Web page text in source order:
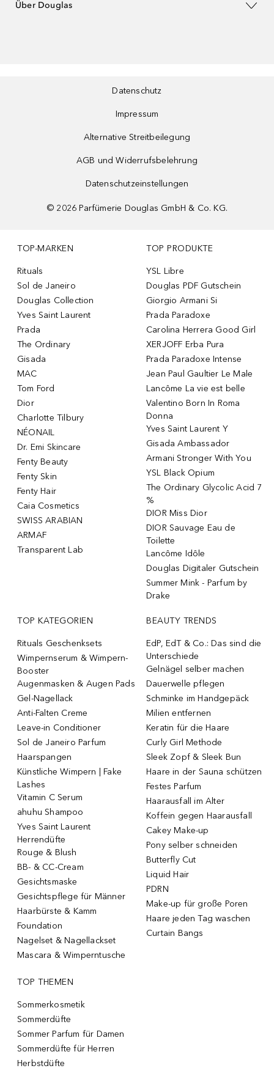
Über Douglas
Datenschutz
Impressum
Alternative Streitbeilegung
AGB und Widerrufsbelehrung
Datenschutzeinstellungen
© 2026 Parfümerie Douglas GmbH & Co. KG.
TOP-MARKEN
Rituals
Sol de Janeiro
Douglas Collection
Yves Saint Laurent
Prada
The Ordinary
Gisada
MAC
Tom Ford
Dior
Charlotte Tilbury
NÉONAIL
Dr. Emi Skincare
Fenty Beauty
Fenty Skin
Fenty Hair
Caia Cosmetics
SWISS ARABIAN
ARMAF
Transparent Lab
TOP PRODUKTE
YSL Libre
Douglas PDF Gutschein
Giorgio Armani Si
Prada Paradoxe
Carolina Herrera Good Girl
XERJOFF Erba Pura
Prada Paradoxe Intense
Jean Paul Gaultier Le Male
Lancôme La vie est belle
Valentino Born In Roma
Donna
Yves Saint Laurent Y
Gisada Ambassador
Armani Stronger With You
YSL Black Opium
The Ordinary Glycolic Acid 7
%
DIOR Miss Dior
DIOR Sauvage Eau de
Toilette
Lancôme Idôle
Douglas Digitaler Gutschein
Summer Mink - Parfum by
Drake
TOP KATEGORIEN
Rituals Geschenksets
Wimpernserum & Wimpern-
Booster
Augenmasken & Augen Pads
Gel-Nagellack
Anti-Falten Creme
Leave-in Conditioner
Sol de Janeiro Parfum
Haarspangen
Künstliche Wimpern | Fake
Lashes
Vitamin C Serum
ahuhu Shampoo
Yves Saint Laurent
Herrendüfte
Rouge & Blush
BB- & CC-Cream
Gesichtsmaske
Gesichtspflege für Männer
Haarbürste & Kamm
Foundation
Nagelset & Nagellackset
Mascara & Wimperntusche
BEAUTY TRENDS
EdP, EdT & Co.: Das sind die
Unterschiede
Gelnägel selber machen
Dauerwelle pflegen
Schminke im Handgepäck
Milien entfernen
Keratin für die Haare
Curly Girl Methode
Sleek Zopf & Sleek Bun
Haare in der Sauna schützen
Festes Parfum
Haarausfall im Alter
Koffein gegen Haarausfall
Cakey Make-up
Pony selber schneiden
Butterfly Cut
Liquid Hair
PDRN
Make-up für große Poren
Haare jeden Tag waschen
Curtain Bangs
TOP THEMEN
Sommerkosmetik
Sommerdüfte
Sommer Parfum für Damen
Sommerdüfte für Herren
Herbstdüfte